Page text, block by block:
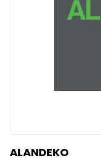
ALANDEKO